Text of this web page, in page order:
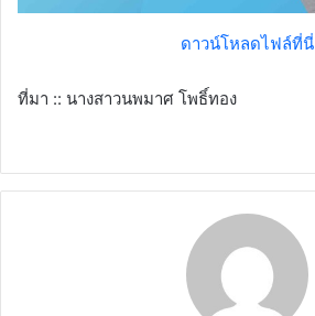
ดาวน์โหลดไฟล์ที่นี่
ที่มา :: นางสาวนพมาศ โพธิ์ทอง